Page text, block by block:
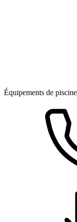
Équipements de